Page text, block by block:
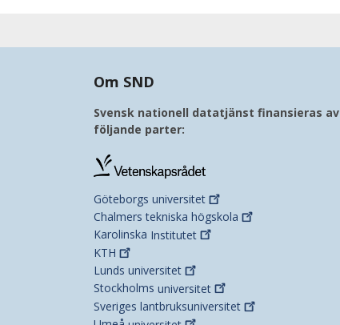
Om SND
Svensk nationell datatjänst finansieras av
följande parter:
Göteborgs universitet
Chalmers tekniska högskola
Karolinska Institutet
KTH
Lunds universitet
Stockholms universitet
Sveriges lantbruksuniversitet